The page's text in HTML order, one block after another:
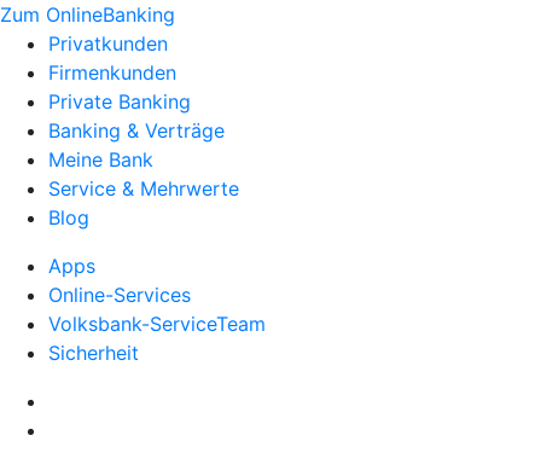
Zum OnlineBanking
Privatkunden
Firmenkunden
Private Banking
Banking & Verträge
Meine Bank
Service & Mehrwerte
Blog
Apps
Online-Services
Volksbank-ServiceTeam
Sicherheit